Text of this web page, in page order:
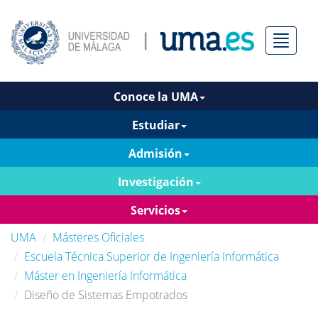
Menú
Conoce la UMA
Estudiar
Admisión
Investigación
Servicios
UMA
Másteres Oficiales
Escuela Técnica Superior de Ingeniería Informática
Máster en Ingeniería Informática
Diseño de Sistemas Empotrados